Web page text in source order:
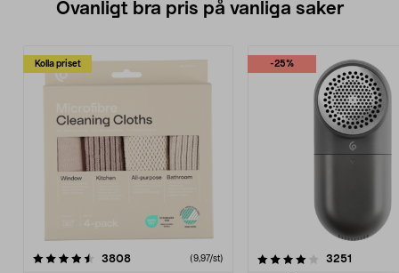
Ovanligt bra pris på vanliga saker
Kolla priset
3808recensioner (9,97/st)
-25%
4.0av 5 stjärnor 3251
4.5av 5 stjärnor